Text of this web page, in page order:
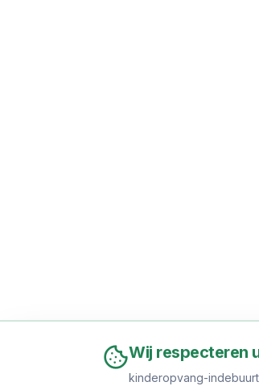
Wij respecteren
kinderopvang-